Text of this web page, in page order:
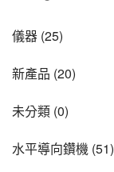
儀器 (25)
新產品 (20)
未分類 (0)
水平導向鑽機 (51)